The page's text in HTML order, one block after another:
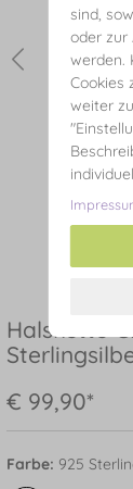
Halskette
€ 99,90*
Farbe: 925
sind,
oder zur
werden.
Cookies
weiter